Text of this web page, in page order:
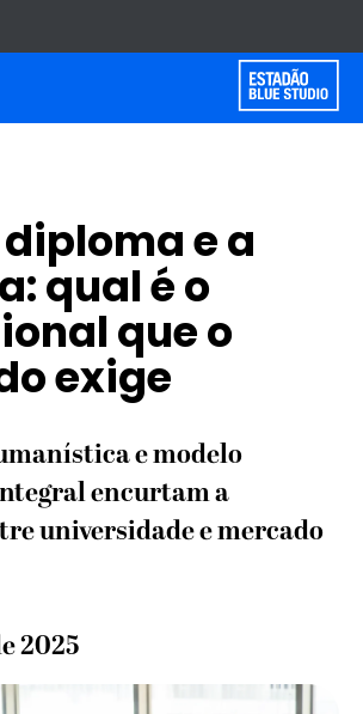
diploma e a
qual é o
que o
exige
e modelo
encurtam a
universidade e mercado
2025